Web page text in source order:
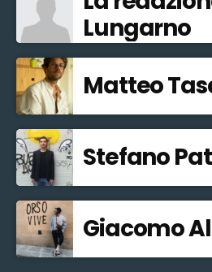
Lungarno
Matteo
Stefano
Giacomo